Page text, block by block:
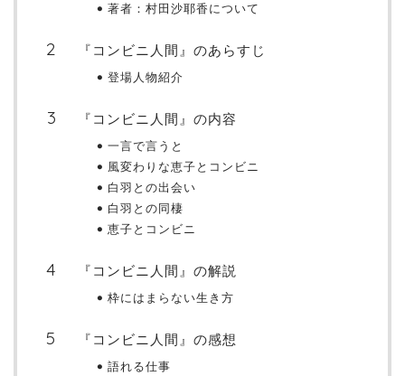
著者：村田沙耶香について
『コンビニ人間』のあらすじ
登場人物紹介
『コンビニ人間』の内容
一言で言うと
風変わりな恵子とコンビニ
白羽との出会い
白羽との同棲
恵子とコンビニ
『コンビニ人間』の解説
枠にはまらない生き方
『コンビニ人間』の感想
語れる仕事